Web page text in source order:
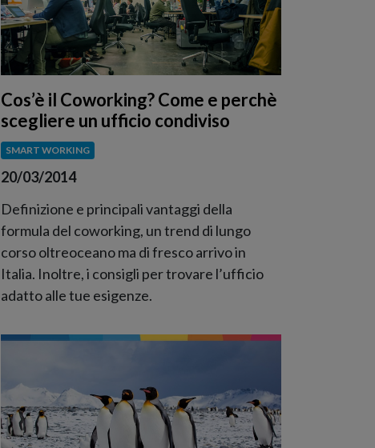
Cos’è il Coworking? Come e perchè
scegliere un ufficio condiviso
SMART WORKING
20/03/2014
Definizione e principali vantaggi della
formula del coworking, un trend di lungo
corso oltreoceano ma di fresco arrivo in
Italia. Inoltre, i consigli per trovare l’ufficio
adatto alle tue esigenze.